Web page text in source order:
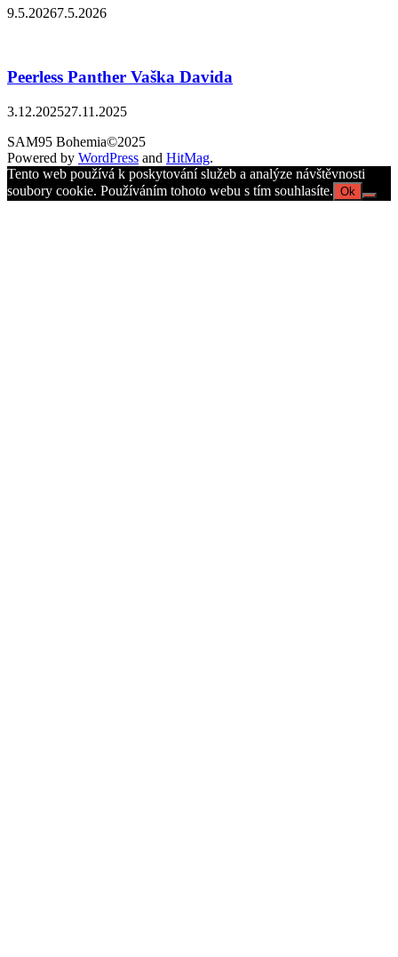
9.5.20267.5.2026
Peerless Panther Vaška Davida
3.12.202527.11.2025
SAM95 Bohemia©2025
Powered by WordPress and HitMag.
Tento web používá k poskytování služeb a analýze návštěvnosti
soubory cookie. Používáním tohoto webu s tím souhlasíte. Ok